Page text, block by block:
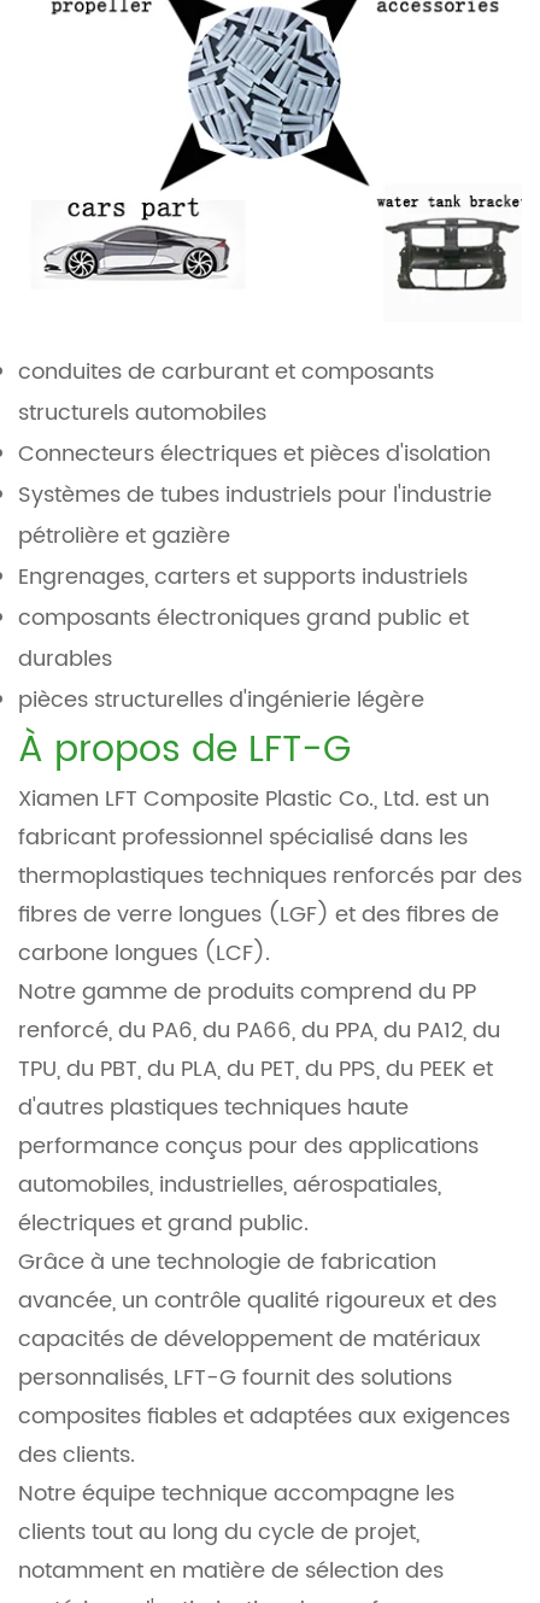
conduites de carburant et composants
structurels automobiles
Connecteurs électriques et pièces d'isolation
Systèmes de tubes industriels pour l'industrie
pétrolière et gazière
Engrenages, carters et supports industriels
composants électroniques grand public et
durables
pièces structurelles d'ingénierie légère
À propos de LFT-G
Xiamen LFT Composite Plastic Co., Ltd. est un
fabricant professionnel spécialisé dans les
thermoplastiques techniques renforcés par des
fibres de verre longues (LGF) et des fibres de
carbone longues (LCF).
Notre gamme de produits comprend du PP
renforcé, du PA6, du PA66, du PPA, du PA12, du
TPU, du PBT, du PLA, du PET, du PPS, du PEEK et
d'autres plastiques techniques haute
performance conçus pour des applications
automobiles, industrielles, aérospatiales,
électriques et grand public.
Grâce à une technologie de fabrication
avancée, un contrôle qualité rigoureux et des
capacités de développement de matériaux
personnalisés, LFT-G fournit des solutions
composites fiables et adaptées aux exigences
des clients.
Notre équipe technique accompagne les
clients tout au long du cycle de projet,
notamment en matière de sélection des